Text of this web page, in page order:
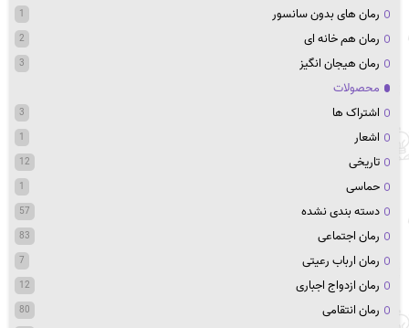
رمان های بدون سانسور 1
رمان هم خانه ای 2
رمان هیجان انگیز 3
محصولات
اشتراک ها
3
اشعار 1
تاریخی 12
حماسی 1
دسته بندی نشده 57
رمان اجتماعی 83
رمان ارباب رعیتی 7
رمان ازدواج اجباری 12
رمان انتقامی 80